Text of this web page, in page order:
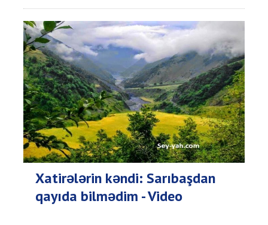
Xatirələrin kəndi: Sarıbaşdan
qayıda bilmədim - Video